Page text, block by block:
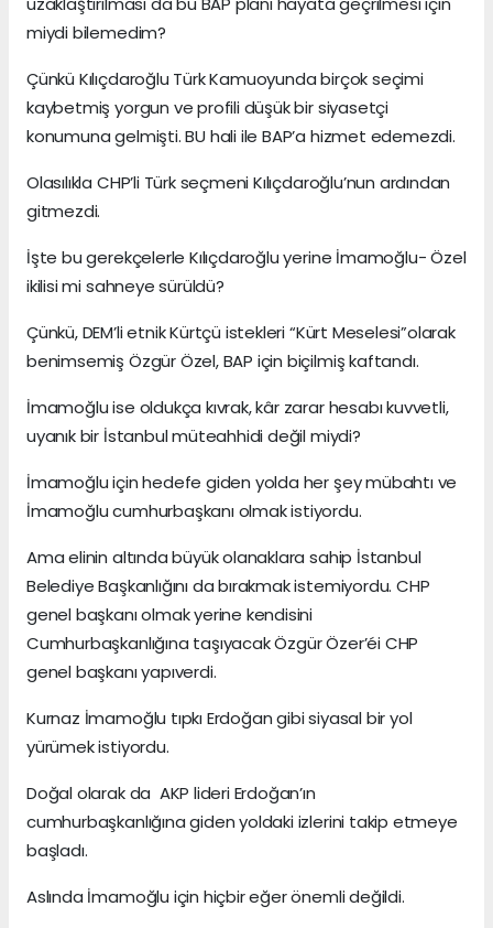
miydi bilemedim?
Çünkü Kılıçdaroğlu Türk Kamuoyunda birçok seçimi
kaybetmiş yorgun ve profili düşük bir siyasetçi
konumuna gelmişti. BU hali ile BAP’a hizmet edemezdi.
Olasılıkla CHP’li Türk seçmeni Kılıçdaroğlu’nun ardından
gitmezdi.
İşte bu gerekçelerle Kılıçdaroğlu yerine İmamoğlu- Özel
ikilisi mi sahneye sürüldü?
Çünkü, DEM’li etnik Kürtçü istekleri “Kürt Meselesi”olarak
benimsemiş Özgür Özel, BAP için biçilmiş kaftandı.
İmamoğlu ise oldukça kıvrak, kâr zarar hesabı kuvvetli,
uyanık bir İstanbul müteahhidi değil miydi?
İmamoğlu için hedefe giden yolda her şey mübahtı ve
İmamoğlu cumhurbaşkanı olmak istiyordu.
Ama elinin altında büyük olanaklara sahip İstanbul
Belediye Başkanlığını da bırakmak istemiyordu. CHP
genel başkanı olmak yerine kendisini
Cumhurbaşkanlığına taşıyacak Özgür Özer’éi CHP
genel başkanı yapıverdi.
Kurnaz İmamoğlu tıpkı Erdoğan gibi siyasal bir yol
yürümek istiyordu.
Doğal olarak da AKP lideri Erdoğan’ın
cumhurbaşkanlığına giden yoldaki izlerini takip etmeye
başladı.
Aslında İmamoğlu için hiçbir eğer önemli değildi.